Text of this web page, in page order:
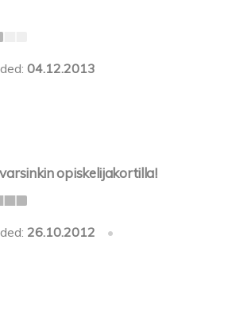
04.12.2013
opiskelijakortilla!
26.10.2012
•